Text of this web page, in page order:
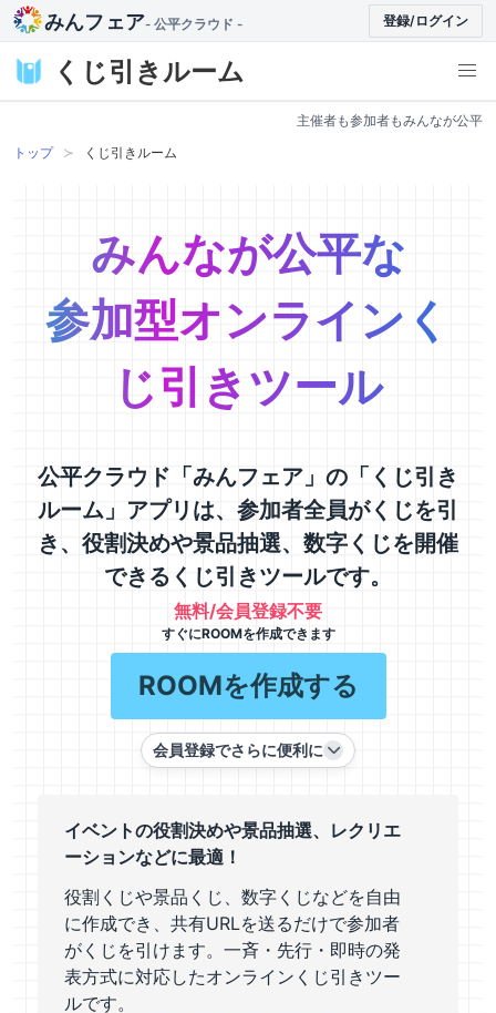
みんフェア- 公平クラウド - 登録/ログイン
くじ引きルーム
主催者も参加者もみんなが公平
トップ
くじ引きルーム
みんなが公平な
参加型オンラインく
じ引きツール
公平クラウド「みんフェア」の「くじ引き
ルーム」アプリは、参加者全員がくじを引
き、役割決めや景品抽選、数字くじを開催
できるくじ引きツールです。
無料/会員登録不要
すぐにROOMを作成できます
ROOMを作成する
会員登録でさらに便利に
イベントの役割決めや景品抽選、レクリエ
ーションなどに最適！
役割くじや景品くじ、数字くじなどを自由
に作成でき、共有URLを送るだけで参加者
がくじを引けます。一斉・先行・即時の発
表方式に対応したオンラインくじ引きツー
ルです。